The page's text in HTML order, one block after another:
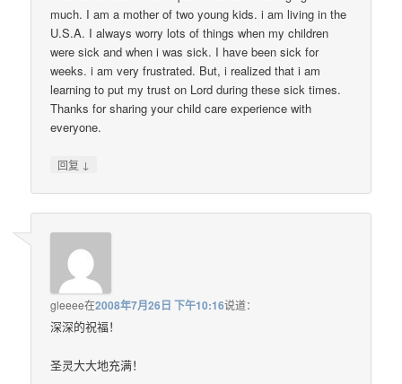
much. I am a mother of two young kids. i am living in the
U.S.A. I always worry lots of things when my children
were sick and when i was sick. I have been sick for
weeks. i am very frustrated. But, i realized that i am
learning to put my trust on Lord during these sick times.
Thanks for sharing your child care experience with
everyone.
回复 ↓
gleeee在2008年7月26日 下午10:16说道：
深深的祝福！
圣灵大大地充满！